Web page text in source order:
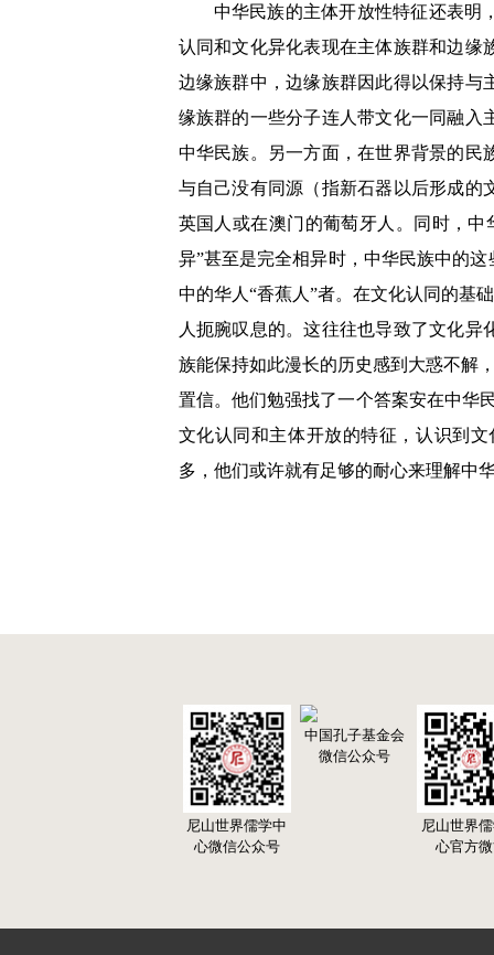
中华民族的主体开放性特征还表明
认同和文化异化表现在主体族群和边缘
边缘族群中，边缘族群因此得以保持与
缘族群的一些分子连人带文化一同融
中华民族。另一方面，在世界背景的民
与自己没有同源（指新石器以后形成的
英国人或在澳门的葡萄牙人。同时，
异”甚至是完全相异时，中华民族中的
中的华人“香蕉人”者。在文化认同的基
人扼腕叹息的。这往往也导致了文化异
族能保持如此漫长的历史感到大惑不解
置信。他们勉强找了一个答案安在中华
文化认同和主体开放的特征，认识到
多，他们或许就有足够的耐心来理解中
尼山世界儒学中
心微信公众号
中国孔子基金会
微信公众号
尼山世界
心官方